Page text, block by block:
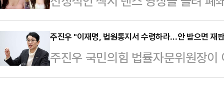
돌아오겠다"며 "그때는 분명 더 나
대한민…
령은 담화 말미에 "나는 마지막 순
조했다. 정치평론가들은 일제히 윤
윤 대통령의 사실상 '첫 사과' 였던
에 뒤집…
(SNS) 계정이 복원된 지 단 하루
(현지 시각) 홍콩 사우스차이나모
선수권 대회에 중국 체조대표팀 자
승한 전적이 있는 우 리우팡(30)
주진우 "이재명, 법원통지서 수령하라…안 받으면 재
주진우 국민의힘 법률자문위원장
기록접수통지서 수령을 촉구하면